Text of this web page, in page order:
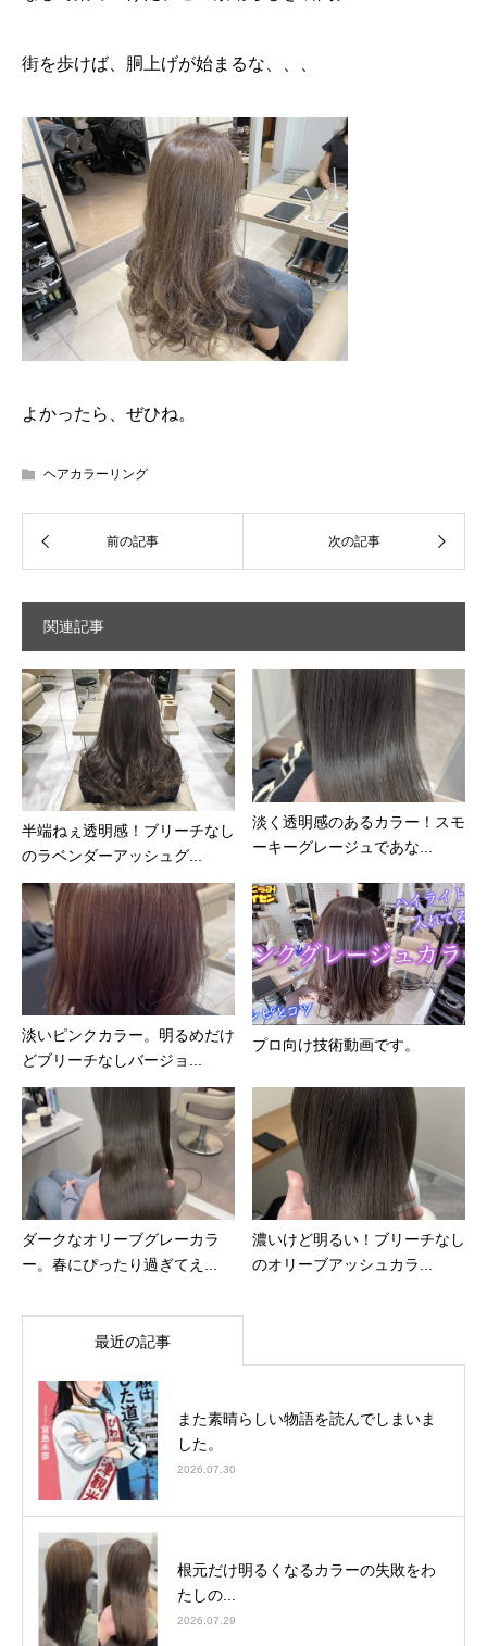
街を歩けば、胴上げが始まるな、、、
よかったら、ぜひね。
ヘアカラーリング
関連記事
半端ねぇ透明感！ブリーチなし
のラベンダーアッシュグ...
淡く透明感のあるカラー！スモ
ーキーグレージュであな...
淡いピンクカラー。明るめだけ
どブリーチなしバージョ...
プロ向け技術動画です。
ダークなオリーブグレーカラ
ー。春にぴったり過ぎてえ...
濃いけど明るい！ブリーチなし
のオリーブアッシュカラ...
最近の記事
また素晴らしい物語を読んでしまいま
した。
2026.07.30
根元だけ明るくなるカラーの失敗をわ
たしの...
2026.07.29